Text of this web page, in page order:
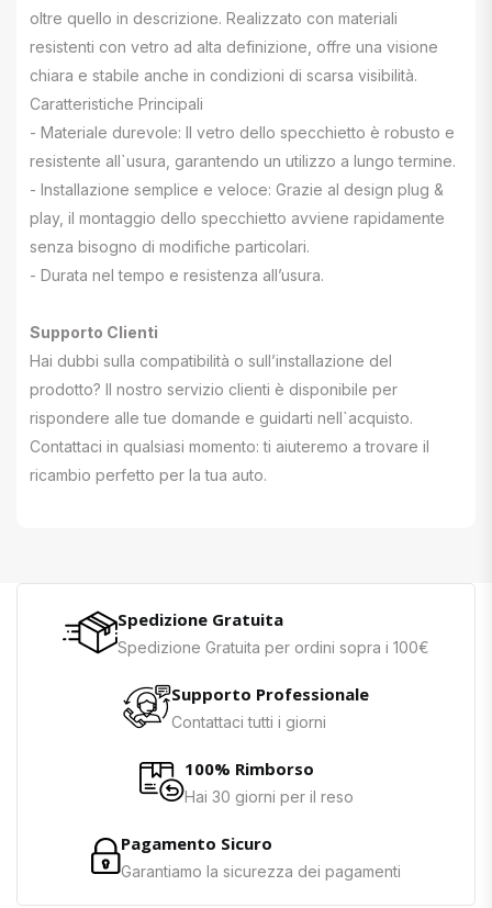
oltre quello in descrizione. Realizzato con materiali
resistenti con vetro ad alta definizione, offre una visione
chiara e stabile anche in condizioni di scarsa visibilità.
Caratteristiche Principali
- Materiale durevole: Il vetro dello specchietto è robusto e
resistente all`usura, garantendo un utilizzo a lungo termine.
- Installazione semplice e veloce: Grazie al design plug &
play, il montaggio dello specchietto avviene rapidamente
senza bisogno di modifiche particolari.
- Durata nel tempo e resistenza all’usura.
Supporto Clienti
Hai dubbi sulla compatibilità o sull’installazione del
prodotto? Il nostro servizio clienti è disponibile per
rispondere alle tue domande e guidarti nell`acquisto.
Contattaci in qualsiasi momento: ti aiuteremo a trovare il
ricambio perfetto per la tua auto.
Spedizione Gratuita
Spedizione Gratuita per ordini sopra i 100€
Supporto Professionale
Contattaci tutti i giorni
100% Rimborso
Hai 30 giorni per il reso
Pagamento Sicuro
Garantiamo la sicurezza dei pagamenti